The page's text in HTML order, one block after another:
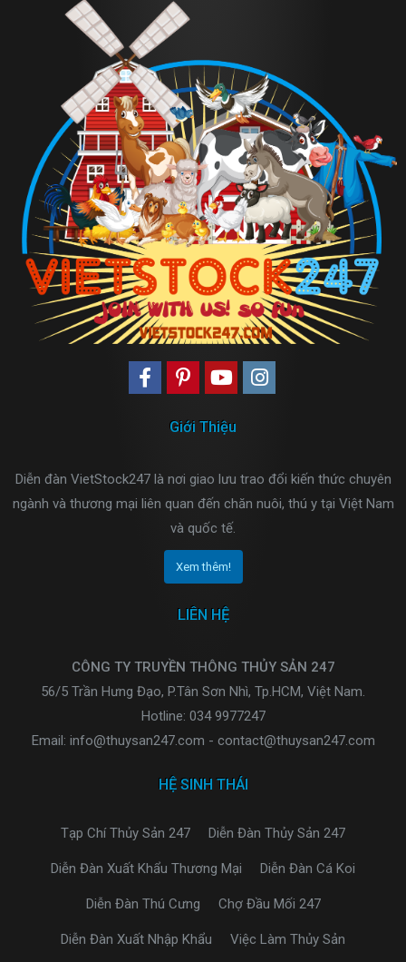
Giới Thiệu
Diễn đàn VietStock247 là nơi giao lưu trao đổi kiến thức chuyên
ngành và thương mại liên quan đến chăn nuôi, thú y tại Việt Nam
và quốc tế.
Xem thêm!
LIÊN HỆ
CÔNG TY TRUYỀN THÔNG THỦY SẢN 247
56/5 Trần Hưng Đạo, P.Tân Sơn Nhì, Tp.HCM, Việt Nam.
Hotline: 034 9977247
Email: info@thuysan247.com - contact@thuysan247.com
HỆ SINH THÁI
Tạp Chí Thủy Sản 247 Diễn Đàn Thủy Sản 247
Diễn Đàn Xuất Khẩu Thương Mại Diễn Đàn Cá Koi
Diễn Đàn Thú Cưng Chợ Đầu Mối 247
Diễn Đàn Xuất Nhập Khẩu Việc Làm Thủy Sản